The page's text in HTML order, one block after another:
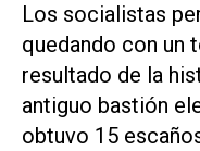
Los socialistas
quedando con un
resultado de la
antiguo bastión
obtuvo 15